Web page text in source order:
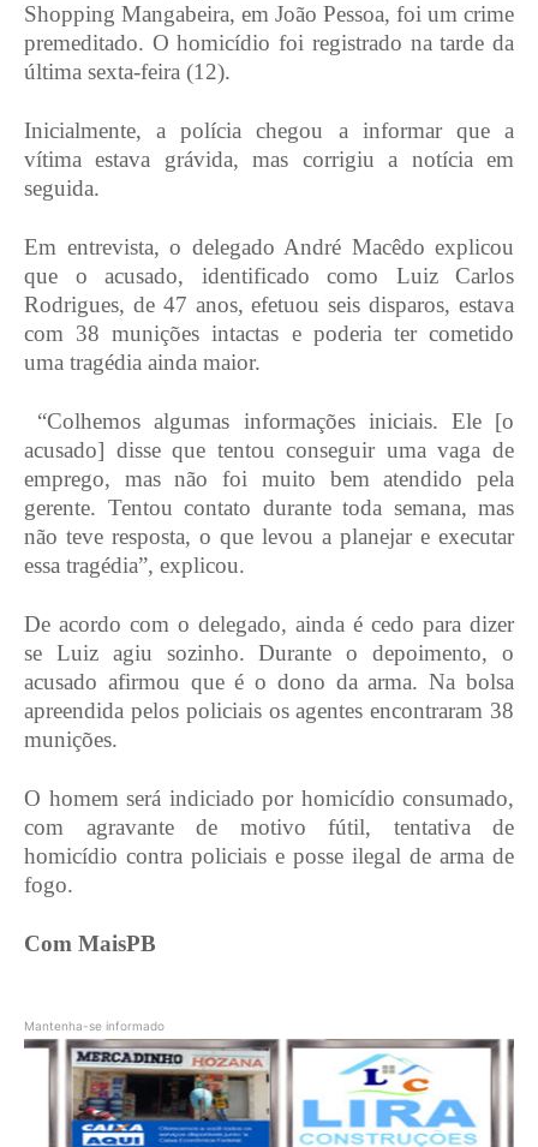
Shopping Mangabeira, em João Pessoa, foi um crime
premeditado. O homicídio foi registrado na tarde da
última sexta-feira (12).
Inicialmente, a polícia chegou a informar que a
vítima estava grávida, mas corrigiu a notícia em
seguida.
Em entrevista, o delegado André Macêdo explicou
que o acusado, identificado como Luiz Carlos
Rodrigues, de 47 anos, efetuou seis disparos, estava
com 38 munições intactas e poderia ter cometido
uma tragédia ainda maior.
“Colhemos algumas informações iniciais. Ele [o
acusado] disse que tentou conseguir uma vaga de
emprego, mas não foi muito bem atendido pela
gerente. Tentou contato durante toda semana, mas
não teve resposta, o que levou a planejar e executar
essa tragédia”, explicou.
De acordo com o delegado, ainda é cedo para dizer
se Luiz agiu sozinho. Durante o depoimento, o
acusado afirmou que é o dono da arma. Na bolsa
apreendida pelos policiais os agentes encontraram 38
munições.
O homem será indiciado por homicídio consumado,
com agravante de motivo fútil, tentativa de
homicídio contra policiais e posse ilegal de arma de
fogo.
Com MaisPB
Mantenha-se informado